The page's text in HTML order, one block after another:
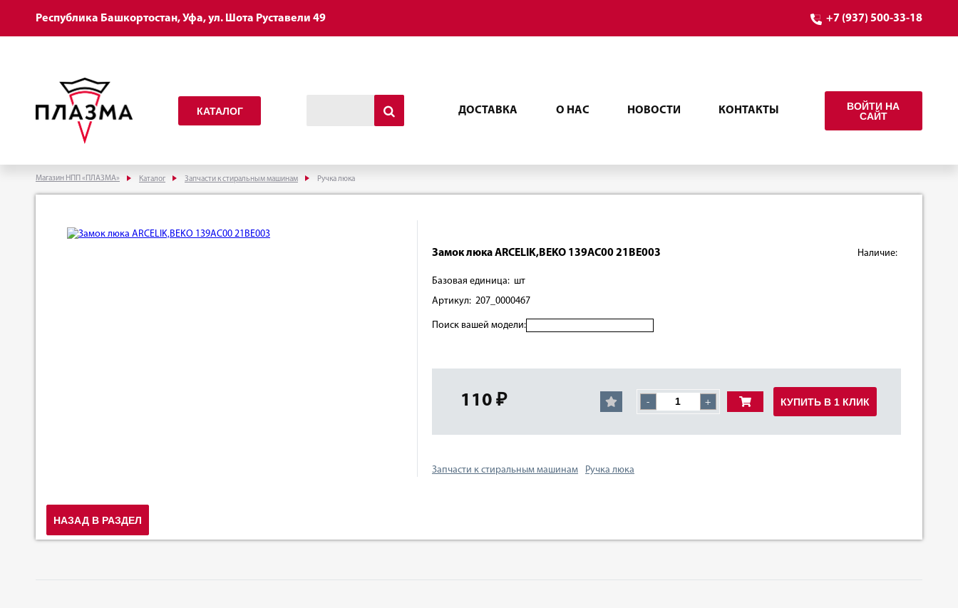
Республика Башкортостан, Уфа, ул. Шота Руставели 49 +7 (937) 500-33-18
КАТАЛОГ ДОСТАВКА О НАС НОВОСТИ КОНТАКТЫ
ВОЙТИ НА
САЙТ
Магазин НПП «ПЛАЗМА» Каталог Запчасти к стиральным машинам Ручка люка
Замок люка ARCELIK,BEKO 139АС00 21ВЕ003 Наличие:
Базовая единица: шт
Артикул: 207_0000467
Поиск вашей модели:
110 ₽ - + КУПИТЬ В 1 КЛИК
Запчасти к стиральным машинам Ручка люка
НАЗАД В РАЗДЕЛ